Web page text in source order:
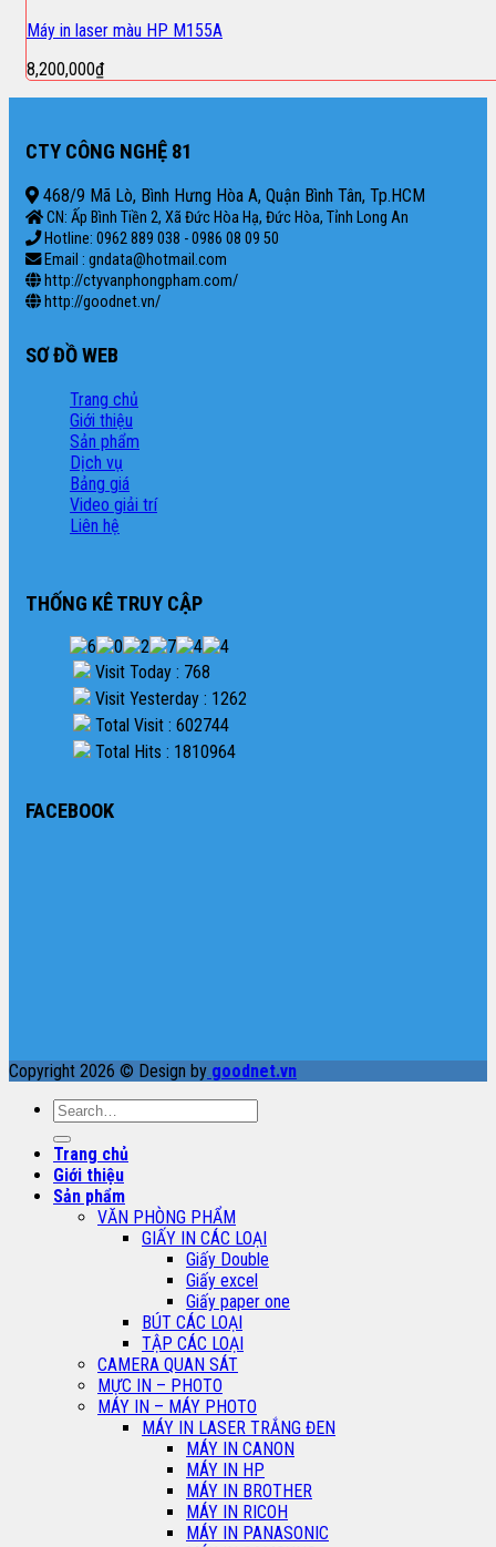
Máy in laser màu HP M155A
8,200,000₫
CTY CÔNG NGHỆ 81
468/9 Mã Lò, Bình Hưng Hòa A, Quận Bình Tân, Tp.HCM
CN: Ấp Bình Tiền 2, Xã Đức Hòa Hạ, Đức Hòa, Tỉnh Long An
Hotline: 0962 889 038 - 0986 08 09 50
Email : gndata@hotmail.com
http://ctyvanphongpham.com/
http://goodnet.vn/
SƠ ĐỒ WEB
Trang chủ
Giới thiệu
Sản phẩm
Dịch vụ
Bảng giá
Video giải trí
Liên hệ
THỐNG KÊ TRUY CẬP
Visit Today : 768
Visit Yesterday : 1262
Total Visit : 602744
Total Hits : 1810964
FACEBOOK
Copyright 2026 © Design by goodnet.vn
Search
for:
Trang chủ
Giới thiệu
Sản phẩm
VĂN PHÒNG PHẨM
GIẤY IN CÁC LOẠI
Giấy Double
Giấy excel
Giấy paper one
BÚT CÁC LOẠI
TẬP CÁC LOẠI
CAMERA QUAN SÁT
MỰC IN – PHOTO
MÁY IN – MÁY PHOTO
MÁY IN LASER TRẮNG ĐEN
MÁY IN CANON
MÁY IN HP
MÁY IN BROTHER
MÁY IN RICOH
MÁY IN PANASONIC